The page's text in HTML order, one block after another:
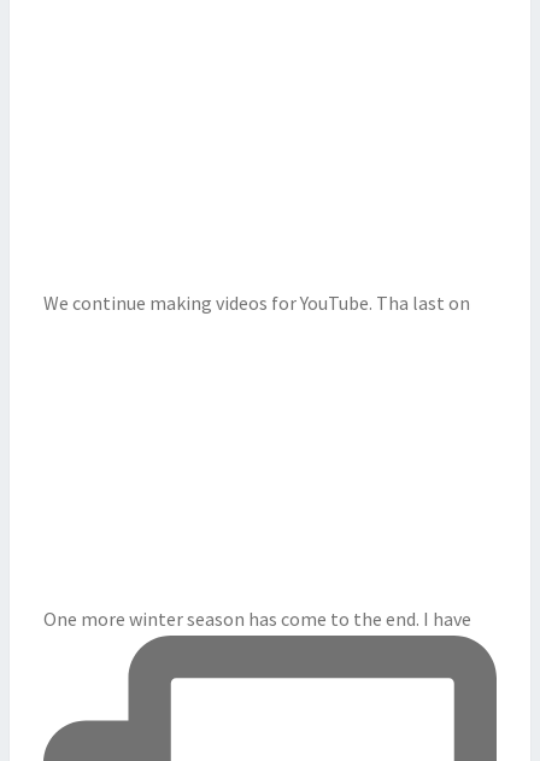
We continue making videos for YouTube. Tha last on
One more winter season has come to the end. I have